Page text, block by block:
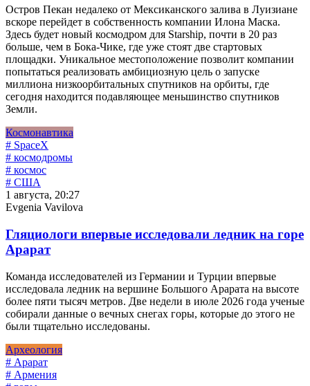
Остров Пекан недалеко от Мексиканского залива в Луизиане
вскоре перейдет в собственность компании Илона Маска.
Здесь будет новый космодром для Starship, почти в 20 раз
больше, чем в Бока-Чике, где уже стоят две стартовых
площадки. Уникальное местоположение позволит компании
попытаться реализовать амбициозную цель о запуске
миллиона низкоорбитальных спутников на орбиты, где
сегодня находится подавляющее меньшинство спутников
Земли.
Космонавтика
# SpaceX
# космодромы
# космос
# США
1 августа, 20:27
Evgenia Vavilova
Гляциологи впервые исследовали ледник на горе
Арарат
Команда исследователей из Германии и Турции впервые
исследовала ледник на вершине Большого Арарата на высоте
более пяти тысяч метров. Две недели в июле 2026 года ученые
собирали данные о вечных снегах горы, которые до этого не
были тщательно исследованы.
Археология
# Арарат
# Армения